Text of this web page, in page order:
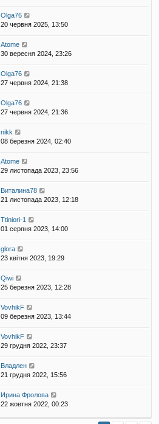
Olga76
20 червня 2025, 13:50
Atome
30 вересня 2024, 23:26
Olga76
27 червня 2024, 21:38
Olga76
27 червня 2024, 21:36
nikk
08 березня 2024, 02:40
Atome
29 листопада 2023, 23:56
Виталина78
21 листопада 2023, 12:18
Ttiniori-1
01 серпня 2023, 14:00
glora
23 квітня 2023, 19:29
Qiwi
25 березня 2023, 12:28
VovhikF
09 березня 2023, 13:44
VovhikF
29 грудня 2022, 23:37
Владлен
21 грудня 2022, 15:56
Ирина Фролова
22 жовтня 2022, 00:23